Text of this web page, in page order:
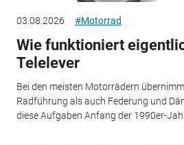
03.08.2026 #Motorrad
Wie funktioniert
Telelever
Bei den meisten Motorrädern
Radführung als auch Federung und
diese Aufgaben Anfang der 1990er-